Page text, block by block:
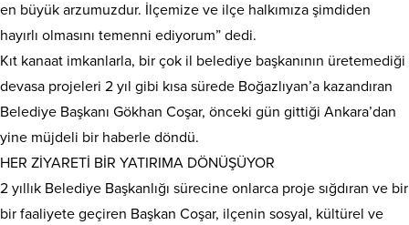
en büyük arzumuzdur. İlçemize ve ilçe halkımıza şimdiden
hayırlı olmasını temenni ediyorum” dedi.
Kıt kanaat imkanlarla, bir çok il belediye başkanının üretemediği
devasa projeleri 2 yıl gibi kısa sürede Boğazlıyan’a kazandıran
Belediye Başkanı Gökhan Coşar, önceki gün gittiği Ankara’dan
yine müjdeli bir haberle döndü.
HER ZİYARETİ BİR YATIRIMA DÖNÜŞÜYOR
2 yıllık Belediye Başkanlığı sürecine onlarca proje sığdıran ve bir
bir faaliyete geçiren Başkan Coşar, ilçenin sosyal, kültürel ve